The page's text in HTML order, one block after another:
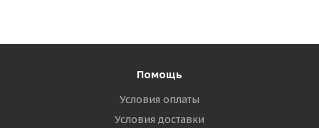
Помощь
Условия оплаты
Условия доставки